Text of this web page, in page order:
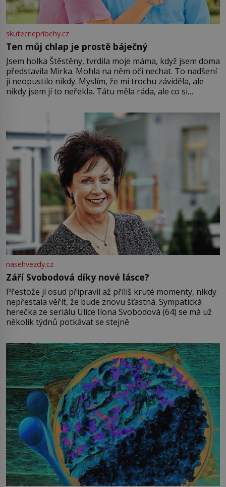
skutecnepribehy.cz
Ten můj chlap je prostě báječný
Jsem holka Štěstěny, tvrdila moje máma, když jsem doma
představila Mirka. Mohla na něm oči nechat. To nadšení
ji neopustilo nikdy. Myslím, že mi trochu záviděla, ale
nikdy jsem jí to neřekla. Tátu měla ráda, ale co si
Jsme spolu moc rádi Tehdy byla jiná doba, když
nasehvezdy.cz
Září Svobodová díky nové lásce?
Přestože jí osud připravil až příliš kruté momenty, nikdy
nepřestala věřit, že bude znovu šťastná. Sympatická
herečka ze seriálu Ulice Ilona Svobodová (64) se má už
několik týdnů potkávat se stejně